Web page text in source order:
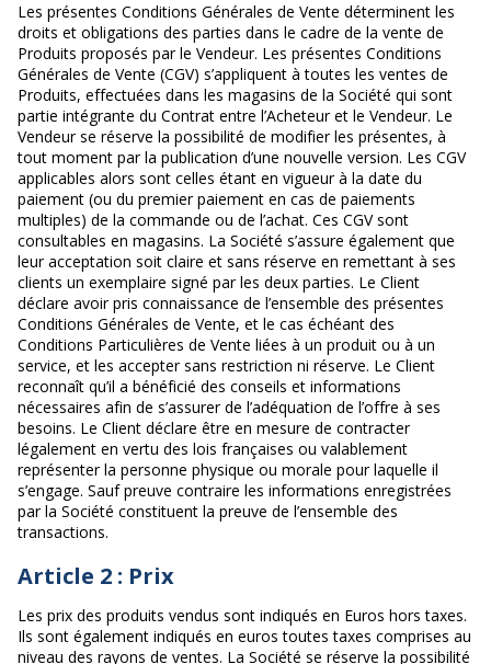
Les présentes Conditions Générales de Vente déterminent les
droits et obligations des parties dans le cadre de la vente de
Produits proposés par le Vendeur. Les présentes Conditions
Générales de Vente (CGV) s’appliquent à toutes les ventes de
Produits, effectuées dans les magasins de la Société qui sont
partie intégrante du Contrat entre l’Acheteur et le Vendeur. Le
Vendeur se réserve la possibilité de modifier les présentes, à
tout moment par la publication d’une nouvelle version. Les CGV
applicables alors sont celles étant en vigueur à la date du
paiement (ou du premier paiement en cas de paiements
multiples) de la commande ou de l’achat. Ces CGV sont
consultables en magasins. La Société s’assure également que
leur acceptation soit claire et sans réserve en remettant à ses
clients un exemplaire signé par les deux parties. Le Client
déclare avoir pris connaissance de l’ensemble des présentes
Conditions Générales de Vente, et le cas échéant des
Conditions Particulières de Vente liées à un produit ou à un
service, et les accepter sans restriction ni réserve. Le Client
reconnaît qu’il a bénéficié des conseils et informations
nécessaires afin de s’assurer de l’adéquation de l’offre à ses
besoins. Le Client déclare être en mesure de contracter
légalement en vertu des lois françaises ou valablement
représenter la personne physique ou morale pour laquelle il
s’engage. Sauf preuve contraire les informations enregistrées
par la Société constituent la preuve de l’ensemble des
transactions.
Article 2 : Prix
Les prix des produits vendus sont indiqués en Euros hors taxes.
Ils sont également indiqués en euros toutes taxes comprises au
niveau des rayons de ventes. La Société se réserve la possibilité